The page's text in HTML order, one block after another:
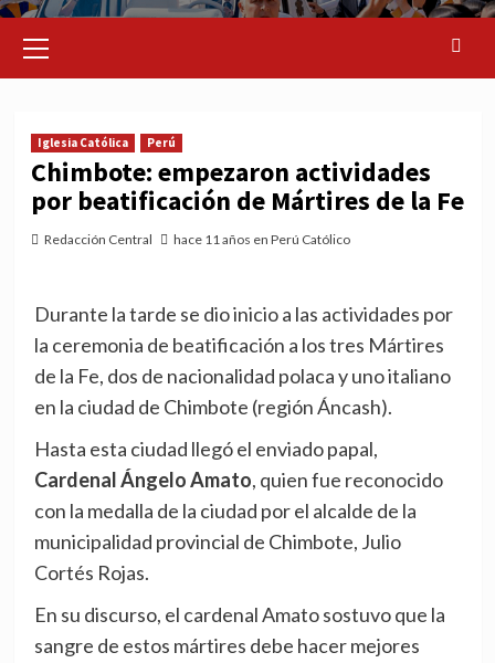
Menu
Iglesia Católica Perú
Chimbote: empezaron actividades
por beatificación de Mártires de la Fe
Redacción Central hace 11 años en Perú Católico
Durante la tarde se dio inicio a las actividades por
la ceremonia de beatificación a los tres Mártires
de la Fe, dos de nacionalidad polaca y uno italiano
en la ciudad de Chimbote (región Áncash).
Hasta esta ciudad llegó el enviado papal,
Cardenal Ángelo Amato, quien fue reconocido
con la medalla de la ciudad por el alcalde de la
municipalidad provincial de Chimbote, Julio
Cortés Rojas.
En su discurso, el cardenal Amato sostuvo que la
sangre de estos mártires debe hacer mejores